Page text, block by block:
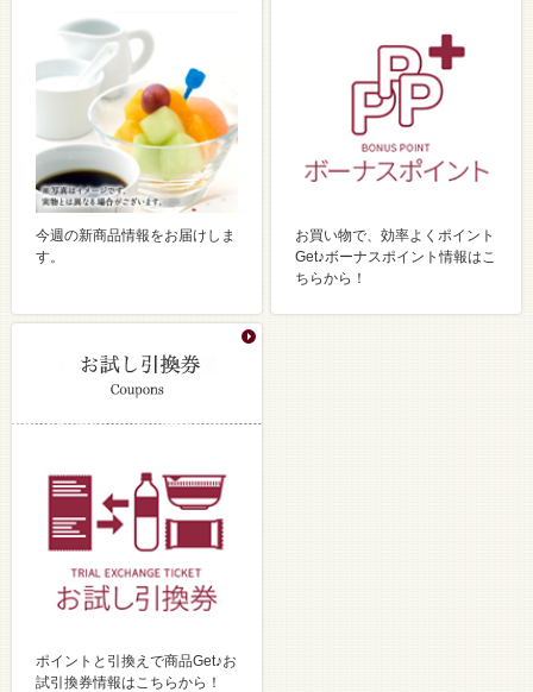
今週の新商品情報をお届けしま
す。
お買い物で、効率よくポイント
Get♪ボーナスポイント情報はこ
ちらから！
ポイントと引換えで商品Get♪お
試引換券情報はこちらから！